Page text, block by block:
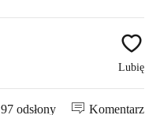
Lubię
Komentarz
97 odsłony